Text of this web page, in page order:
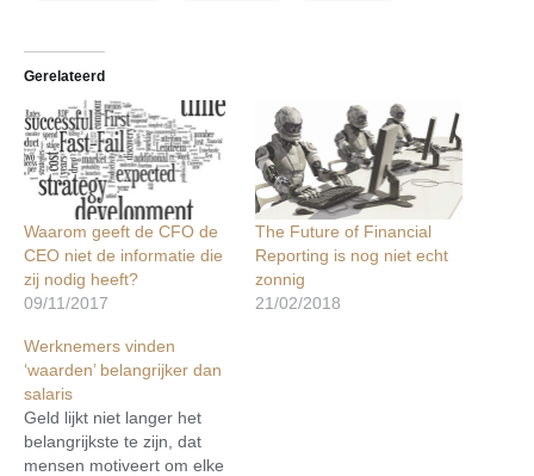
Gerelateerd
Waarom geeft de CFO de
CEO niet de informatie die
zij nodig heeft?
09/11/2017
The Future of Financial
Reporting is nog niet echt
zonnig
21/02/2018
Werknemers vinden
‘waarden’ belangrijker dan
salaris
Geld lijkt niet langer het
belangrijkste te zijn, dat
mensen motiveert om elke